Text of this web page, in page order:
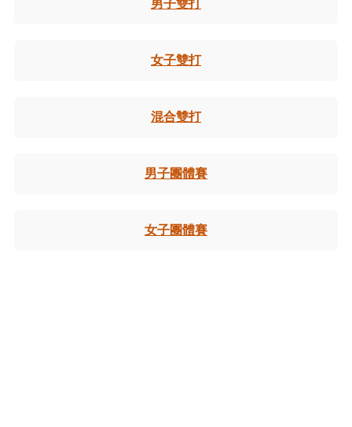
男子雙打
女子雙打
混合雙打
男子團體賽
女子團體賽